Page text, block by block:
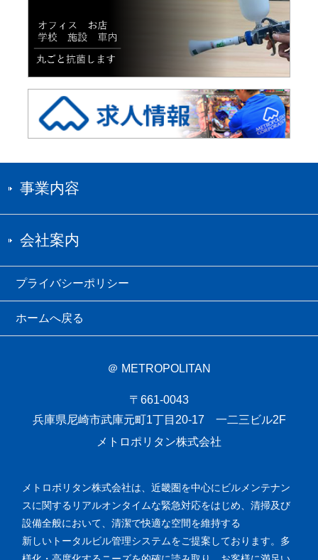
事業内容
会社案内
プライバシーポリシー
ホームへ戻る
＠ METROPOLITAN
〒661-0043
兵庫県尼崎市武庫元町1丁目20-17 一二三ビル2F
メトロポリタン株式会社
メトロポリタン株式会社は、近畿圏を中心にビルメンテナン
スに関するリアルオンタイムな緊急対応をはじめ、清掃及び
設備全般において、清潔で快適な空間を維持する
新しいトータルビル管理システムをご提案しております。多